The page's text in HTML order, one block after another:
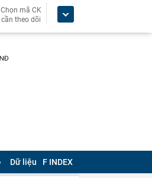
Chọn mã CK
cần theo dõi
Dữ liệu F INDEX